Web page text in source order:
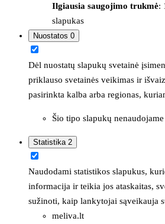
Ilgiausia saugojimo trukmė:
slapukas
Nuostatos 0
Dėl nuostatų slapukų svetainė
priklauso svetainės veikimas ir
pasirinkta kalba arba regionas,
Šio tipo slapukų nenaudojame
Statistika 2
Naudodami statistikos slapukus,
informacija ir teikia jos ataskaitas,
sužinoti, kaip lankytojai sąveikauja
meliva.lt